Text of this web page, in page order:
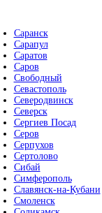
Саранск
Сарапул
Саратов
Саров
Свободный
Севастополь
Северодвинск
Северск
Сергиев Посад
Серов
Серпухов
Сертолово
Сибай
Симферополь
Славянск-на-Кубани
Смоленск